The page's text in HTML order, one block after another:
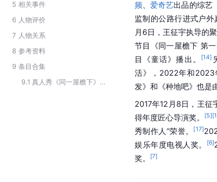
5 相关事件
6 人物评价
7 人物关系
8 参考资料
9 条目合集
9.1
真人秀《同一屋檐下》的演职人员
频
爱奇艺出品的综艺
监制的公路行进式户
月6日，王征宇执导的
节目《同一屋檐下 第
目《童话》播出。
[14]
活》，2022年和2023
发》和《种地吧》也是
2017年12月8日，王征
得年度匠心导演奖。
[5][
秀制作人”荣誉。 [17]
娱乐年度电视人奖。
[6]
奖。
[7]